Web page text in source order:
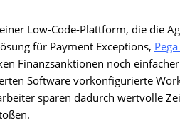
Low-Code-Plattform, die die
für Payment Exceptions,
Finanzsanktionen noch
Software vorkonfigurierte
sparen dadurch wertvolle